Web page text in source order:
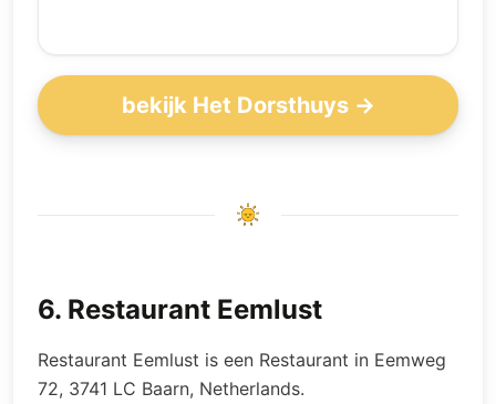
bekijk Het Dorsthuys →
6. Restaurant Eemlust
Restaurant Eemlust is een Restaurant in Eemweg
72, 3741 LC Baarn, Netherlands.